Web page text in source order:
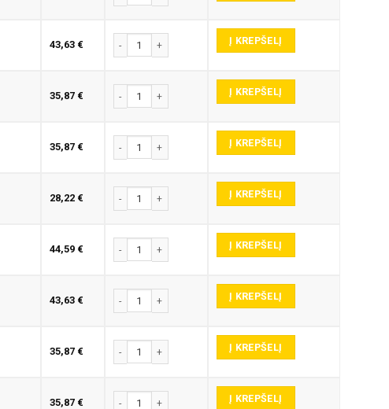
43,63 € produkto kiekis: E345-P GRAVIRAVIMO FREZA
Į KREPŠELĮ
35,87 € produkto kiekis: E345-P GRAVIRAVIMO FREZA
Į KREPŠELĮ
35,87 € produkto kiekis: E345-P GRAVIRAVIMO FREZA
Į KREPŠELĮ
28,22 € produkto kiekis: E345-P GRAVIRAVIMO FREZA
Į KREPŠELĮ
44,59 € produkto kiekis: E345-P GRAVIRAVIMO FREZA
Į KREPŠELĮ
43,63 € produkto kiekis: E345-P GRAVIRAVIMO FREZA
Į KREPŠELĮ
35,87 € produkto kiekis: E345-P GRAVIRAVIMO FREZA
Į KREPŠELĮ
35,87 € produkto kiekis: E345-P GRAVIRAVIMO FREZA
Į KREPŠELĮ